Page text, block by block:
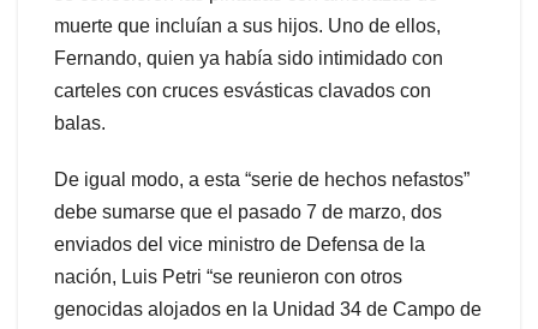
muerte que incluían a sus hijos. Uno de ellos,
Fernando, quien ya había sido intimidado con
carteles con cruces esvásticas clavados con
balas.
De igual modo, a esta “serie de hechos nefastos”
debe sumarse que el pasado 7 de marzo, dos
enviados del vice ministro de Defensa de la
nación, Luis Petri “se reunieron con otros
genocidas alojados en la Unidad 34 de Campo de